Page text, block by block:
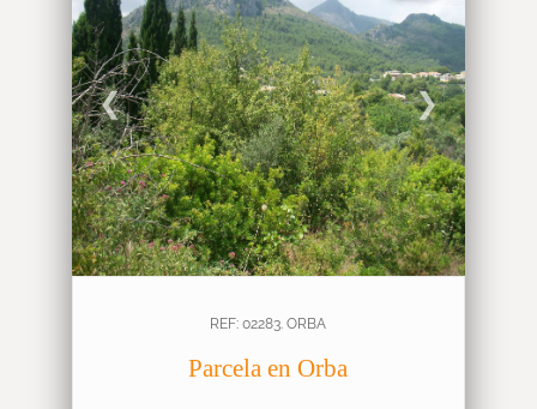
❮ ❯
REF: 02283. ORBA
Parcela en Orba